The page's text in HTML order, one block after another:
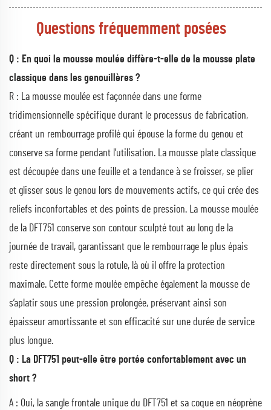
Questions fréquemment posées
Q : En quoi la mousse moulée diffère-t-elle de la mousse plate
classique dans les genouillères ?
R : La mousse moulée est façonnée dans une forme
tridimensionnelle spécifique durant le processus de fabrication,
créant un rembourrage profilé qui épouse la forme du genou et
conserve sa forme pendant l’utilisation. La mousse plate classique
est découpée dans une feuille et a tendance à se froisser, se plier
et glisser sous le genou lors de mouvements actifs, ce qui crée des
reliefs inconfortables et des points de pression. La mousse moulée
de la DFT751 conserve son contour sculpté tout au long de la
journée de travail, garantissant que le rembourrage le plus épais
reste directement sous la rotule, là où il offre la protection
maximale. Cette forme moulée empêche également la mousse de
s’aplatir sous une pression prolongée, préservant ainsi son
épaisseur amortissante et son efficacité sur une durée de service
plus longue.
Q : La DFT751 peut-elle être portée confortablement avec un
short ?
A : Oui, la sangle frontale unique du DFT751 et sa coque en néoprène